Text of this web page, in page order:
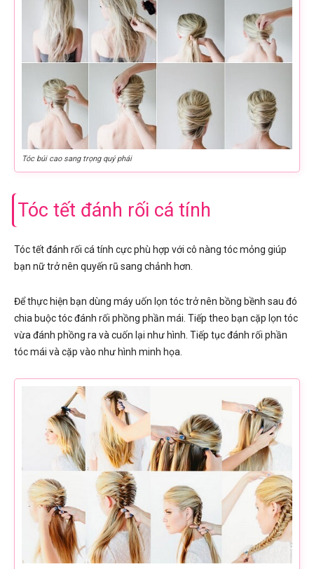
Tóc búi cao sang trọng quý phái
Tóc tết đánh rối cá tính
Tóc tết đánh rối cá tính cực phù hợp với cô nàng tóc mỏng giúp
bạn nữ trở nên quyến rũ sang chảnh hơn.
Để thực hiện bạn dùng máy uốn lọn tóc trở nên bồng bềnh sau đó
chia buộc tóc đánh rối phồng phần mái. Tiếp theo bạn cặp lọn tóc
vừa đánh phồng ra và cuốn lại như hình. Tiếp tục đánh rối phần
tóc mái và cặp vào như hình minh họa.